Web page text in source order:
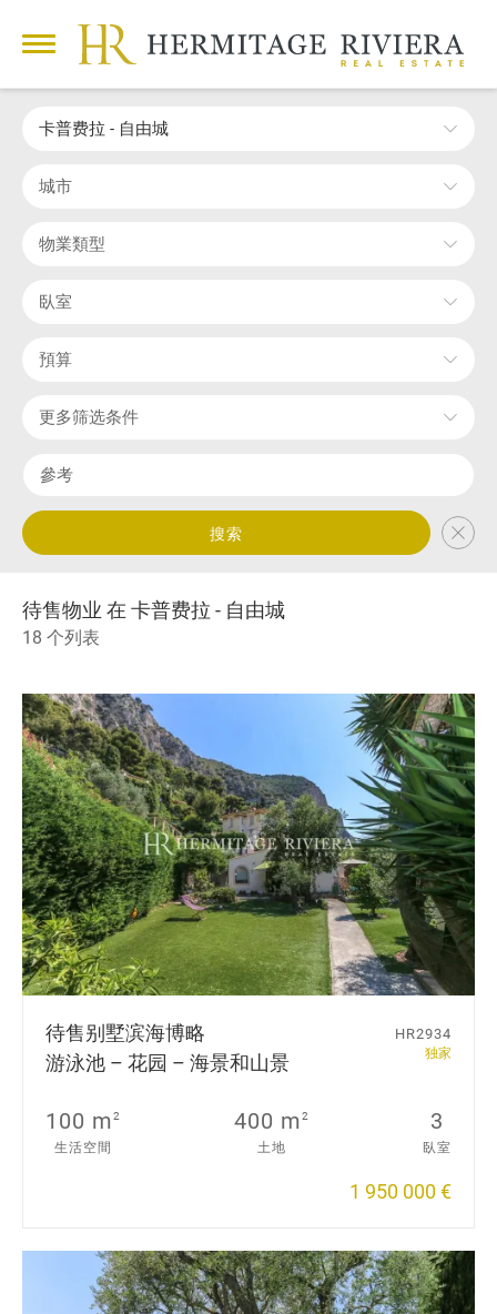
卡普费拉 - 自由城
城市
物業類型
臥室
預算
更多筛选条件
搜索
待售物业 在 卡普费拉 - 自由城
18 个列表
待售别墅滨海博略
游泳池 – 花园 – 海景和山景
HR2934
独家
100 m2
生活空間
400 m2
土地
3
臥室
1 950 000 €